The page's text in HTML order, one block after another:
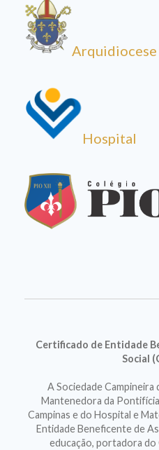
Arquidiocese
Hospital
Certificado de Entidade
Social
A Sociedade
Mantenedora da
Campinas e do Hospital e
Entidade Beneficente de
educação, portadora